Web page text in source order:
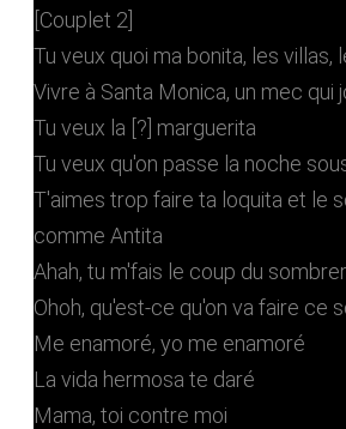
[Couplet 2]
Tu veux quoi ma bonita, les villas,
Vivre à Santa Monica, un mec qui
Tu veux la [?] marguerita
Tu veux qu'on passe la noche
T'aimes trop faire ta loquita et le
comme Antita
Ahah, tu m'fais le coup du
Ohoh, qu'est-ce qu'on va faire ce
Me enamoré, yo me enamoré
La vida hermosa te daré
Mama, toi contre moi